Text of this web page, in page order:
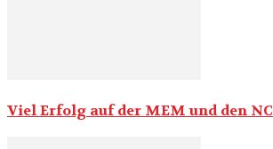
Viel Erfolg auf der MEM und den NC